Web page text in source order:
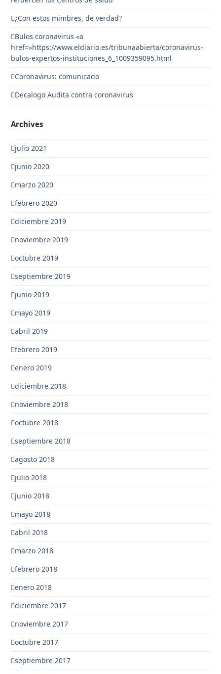
¿Con estos mimbres, de verdad?
Bulos coronavirus «a
href=»https://www.eldiario.es/tribunaabierta/coronavirus-
bulos-expertos-instituciones_6_1009359095.html
Coronavirus: comunicado
Decalogo Audita contra coronavirus
Archives
julio 2021
junio 2020
marzo 2020
febrero 2020
diciembre 2019
noviembre 2019
octubre 2019
septiembre 2019
junio 2019
mayo 2019
abril 2019
febrero 2019
enero 2019
diciembre 2018
noviembre 2018
octubre 2018
septiembre 2018
agosto 2018
julio 2018
junio 2018
mayo 2018
abril 2018
marzo 2018
febrero 2018
enero 2018
diciembre 2017
noviembre 2017
octubre 2017
septiembre 2017